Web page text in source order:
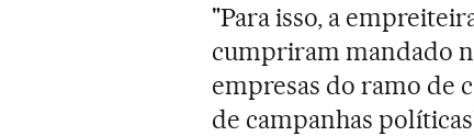
"Para isso, a
cumpriram mandado
empresas do ramo de
de campanhas